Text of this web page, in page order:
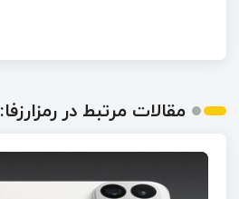
مقالات مرتبط در رمزارزفا: